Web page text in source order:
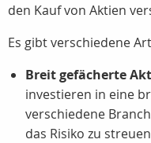
den Kauf von Aktien
Es gibt verschiedene
Breit gefächerte
investieren in eine
verschiedene
das Risiko zu